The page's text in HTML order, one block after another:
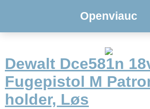
Openviauc
Dewalt Dce581n
Fugepistol M
holder, Løs